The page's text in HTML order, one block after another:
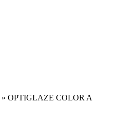
» OPTIGLAZE COLOR A